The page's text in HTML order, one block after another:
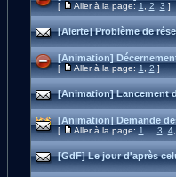
[ Aller à la page:1,2,3]
[Alerte] Problème de
[Animation]
[ Aller à la page:1,2]
[Animation] Lancement
[Animation] Demande
[ Aller à la page:1...3,4
[GdF] Le jour d'après